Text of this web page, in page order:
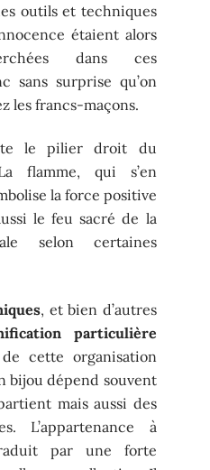
outils et techniques
étaient alors
dans ces
sans surprise qu’on
les francs-maçons.
le pilier droit du
flamme, qui s’en
la force positive
le feu sacré de la
selon certaines
, et bien d’autres
particulière
cette organisation
bijou dépend souvent
mais aussi des
L’appartenance à
par une forte